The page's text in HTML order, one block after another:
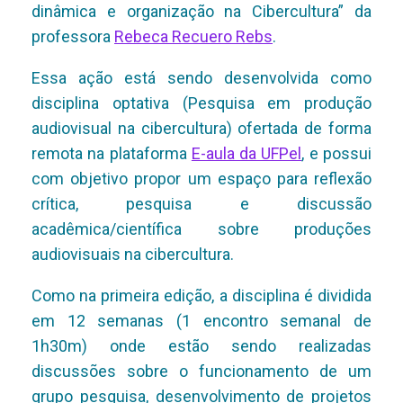
dinâmica e organização na Cibercultura” da
professora Rebeca Recuero Rebs.
Essa ação está sendo desenvolvida como
disciplina optativa (Pesquisa em produção
audiovisual na cibercultura) ofertada de forma
remota na plataforma E-aula da UFPel , e possui
com objetivo propor um espaço para reflexão
crítica, pesquisa e discussão
acadêmica/científica sobre produções
audiovisuais na cibercultura.
Como na primeira edição, a disciplina é dividida
em 12 semanas (1 encontro semanal de
1h30m) onde estão sendo realizadas
discussões sobre o funcionamento de um
grupo pesquisa, desenvolvimento de projetos